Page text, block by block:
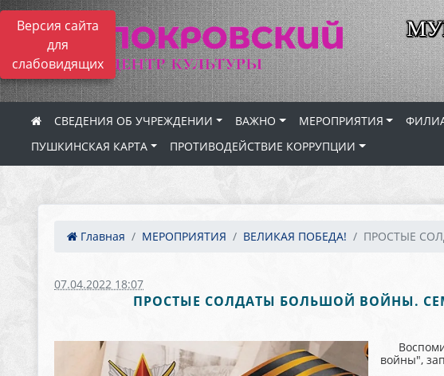
Версия сайта
для
слабовидящих
СВЕДЕНИЯ ОБ УЧРЕЖДЕНИИ ВАЖНО МЕРОПРИЯТИЯ
ПУШКИНСКАЯ КАРТА
ПРОТИВОДЕЙСТВИЕ КОРРУПЦИИ
Главная МЕРОПРИЯТИЯ ВЕЛИКАЯ ПОБЕДА! ПРОСТЫЕ
07.04.2022 18:07
ПРОСТЫЕ СОЛДАТЫ БОЛЬШОЙ ВОЙНЫ.
войны",